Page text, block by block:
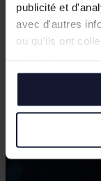
publicité et
avec d'autres
ou qu'ils ont